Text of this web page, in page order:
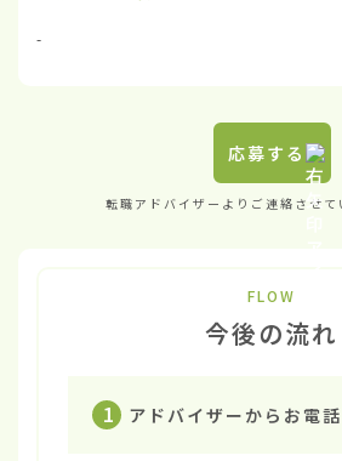
-
応募する
転職アドバイザーよりご連絡させて
FLOW
今後の流れ
1 アドバイザーからお電話